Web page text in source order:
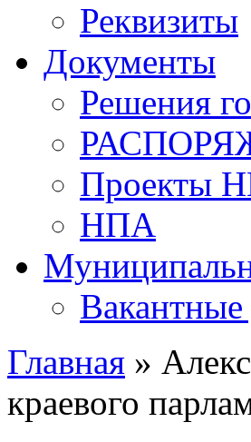
Реквизиты
Документы
Решения
Проекты
НПА
Главная »
краевого